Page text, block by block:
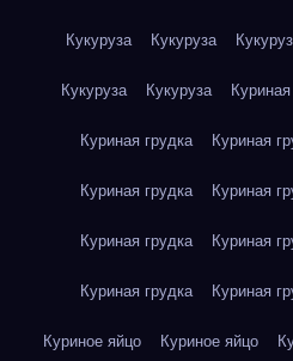
Кукуруза Кукуруза
Кукуруза Кукуруза
Куриная грудка Куриная
Куриная грудка Куриная
Куриная грудка Куриная
Куриная грудка Куриная
Куриное яйцо Куриное яйцо